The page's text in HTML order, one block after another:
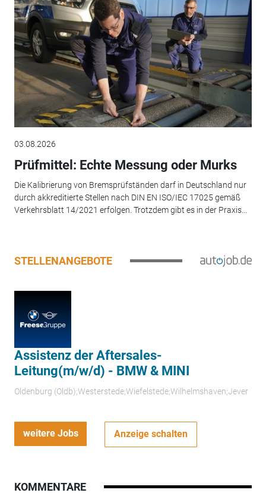
03.08.2026
Prüfmittel: Echte Messung oder Murks
Die Kalibrierung von Bremsprüfständen darf in Deutschland nur
durch akkreditierte Stellen nach DIN EN ISO/IEC 17025 gemäß
Verkehrsblatt 14/2021 erfolgen. Trotzdem gibt es in der Praxis...
STELLENANGEBOTE
Assistenz der Aftersales-
Leitung(m/w/d) - BMW & MINI
Oldenburg (Oldb);Westerstede;Wiefelstede;Wilhelmshaven;Jever
weitere Jobs Anzeige schalten
KOMMENTARE